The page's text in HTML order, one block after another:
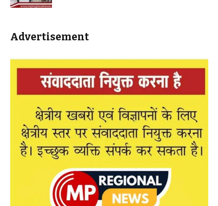
Advertisement